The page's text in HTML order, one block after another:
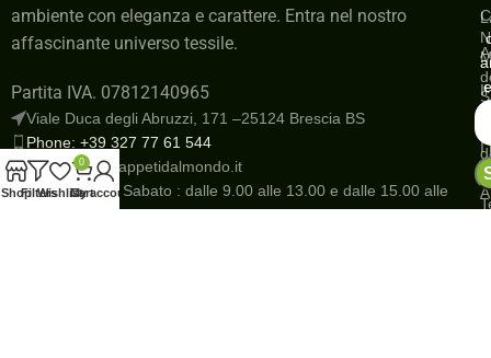
ambiente con eleganza e carattere. Entra nel nostro
affascinante universo tessile.
Partita IVA. 07812140965
Viale Duca degli Abruzzi, 171 –25124 Brescia BS
Phone: +39 327 77 61 544
Email: info@tappetidalmondo.it
Dal Lunedì al Sabato : dalle 9.00 alle 13.00 e dalle 15.00 alle
19.30 Domenica : dalle 15.30 alle 19.30 Giorni festivi : dalle
I
ShopFiltersWishlist
0
Cart
My account